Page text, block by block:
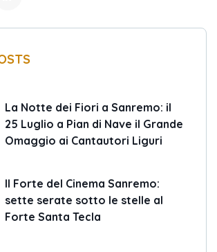
La Notte dei Fiori a Sanremo: il
25 Luglio a Pian di Nave il Grande
Omaggio ai Cantautori Liguri
Il Forte del Cinema Sanremo:
sette serate sotto le stelle al
Forte Santa Tecla